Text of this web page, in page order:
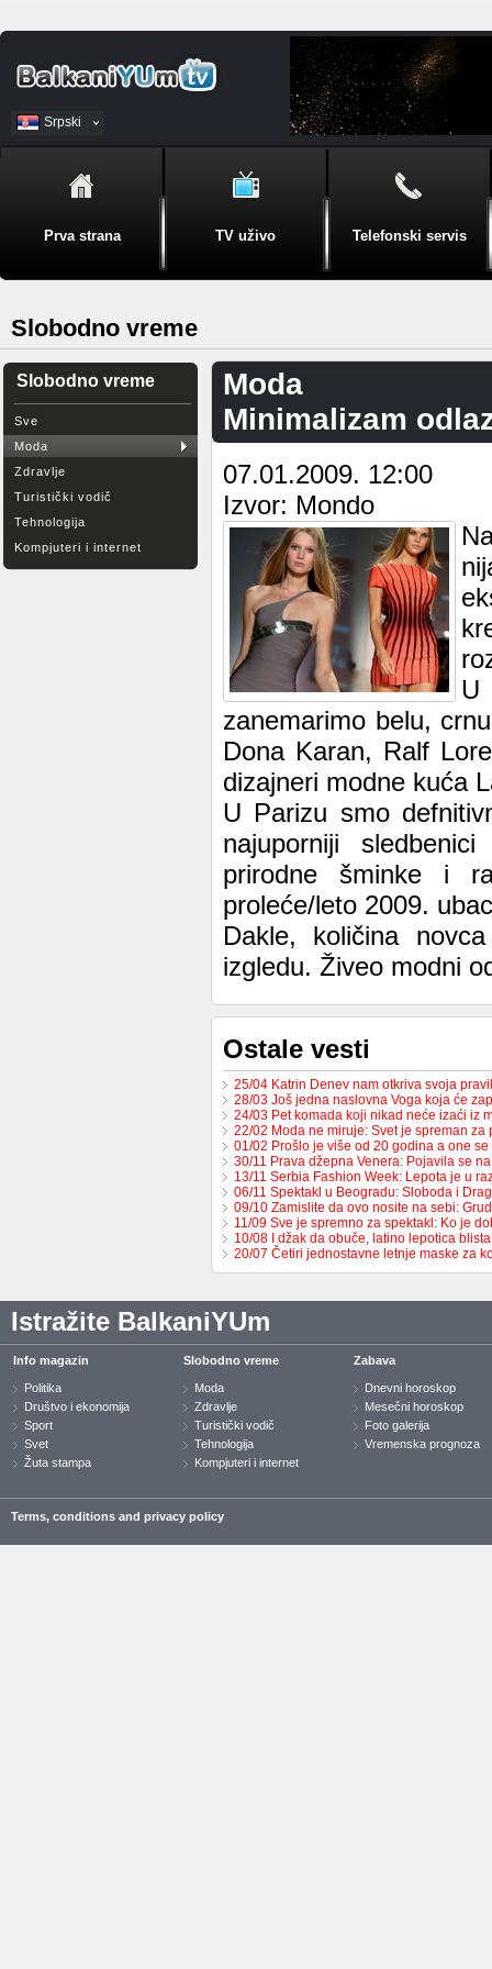
Srpski
BiH
Prva strana TV uživo Telefonski servis
Slobodno vreme
Slobodno vreme
Sve
Moda
Zdravlje
Turistički vodič
Tehnologija
Kompjuteri i internet
Moda
Minimalizam
07.01.2009. 12:00
Izvor: Mondo
U
zanemarimo belu,
Dona Karan, Ralf
dizajneri modne kuća
U Parizu smo
najuporniji
prirodne šminke i
proleće/leto 2009.
Dakle, količina
izgledu. Živeo modni
Ostale vesti
25/04 Katrin Denev nam otkriva svoja
28/03 Još jedna naslovna Voga koja će
24/03 Pet komada koji nikad neće izaći iz
22/02 Moda ne miruje: Svet je spreman za
01/02 Prošlo je više od 20 godina a one
30/11 Prava džepna Venera: Pojavila se
13/11 Serbia Fashion Week: Lepota je u
06/11 Spektakl u Beogradu: Sloboda i
09/10 Zamislite da ovo nosite na sebi:
11/09 Sve je spremno za spektakl: Ko je
10/08 I džak da obuče, latino lepotica blista
20/07 Četiri jednostavne letnje maske za
Istražite BalkaniYUm
Info magazin
Politika
Društvo i ekonomija
Sport
Svet
Žuta stampa
Slobodno vreme
Moda
Zdravlje
Turistički vodič
Tehnologija
Kompjuteri i internet
Zabava
Dnevni horoskop
Mesečni horoskop
Foto galerija
Vremenska prognoza
Terms, conditions and privacy policy